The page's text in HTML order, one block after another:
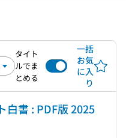
タイト
ルでま
とめる
一括
お気
に入
り
白書 : PDF版 2025